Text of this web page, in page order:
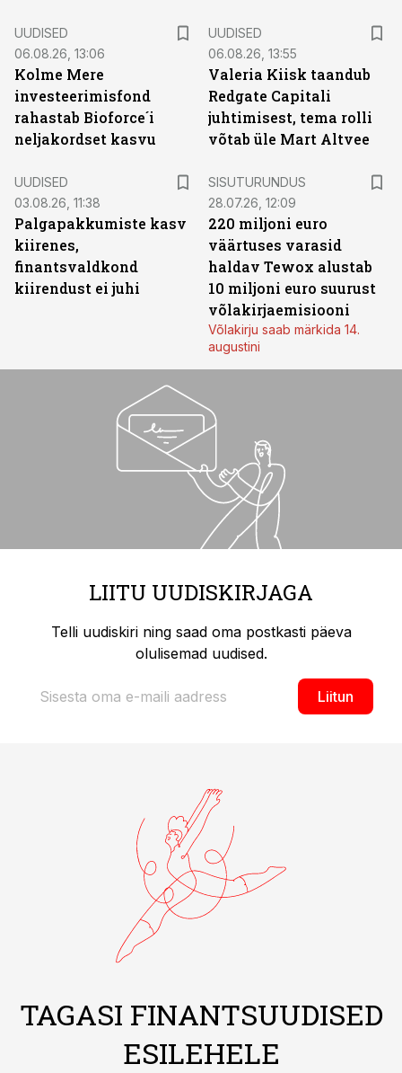
UUDISED
06.08.26, 13:06
Kolme Mere
investeerimisfond
rahastab Bioforce´i
neljakordset kasvu
UUDISED
06.08.26, 13:55
Valeria Kiisk taandub
Redgate Capitali
juhtimisest, tema rolli
võtab üle Mart Altvee
UUDISED
03.08.26, 11:38
Palgapakkumiste kasv
kiirenes,
finantsvaldkond
kiirendust ei juhi
SISUTURUNDUS
28.07.26, 12:09
220 miljoni euro
väärtuses varasid
haldav Tewox alustab
10 miljoni euro suurust
võlakirjaemisiooni
Võlakirju saab märkida 14.
augustini
LIITU UUDISKIRJAGA
Telli uudiskiri ning saad oma postkasti päeva
olulisemad uudised.
Liitun
TAGASI FINANTSUUDISED
ESILEHELE